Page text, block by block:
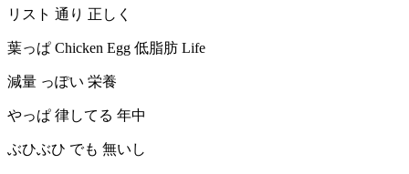
リスト 通り 正しく
葉っぱ Chicken Egg 低脂肪 Life
減量 っぽい 栄養
やっぱ 律してる 年中
ぶひぶひ でも 無いし